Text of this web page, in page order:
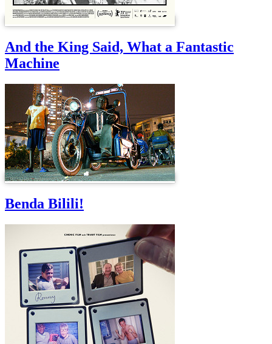
And the King Said, What a Fantastic
Machine
Benda Bilili!